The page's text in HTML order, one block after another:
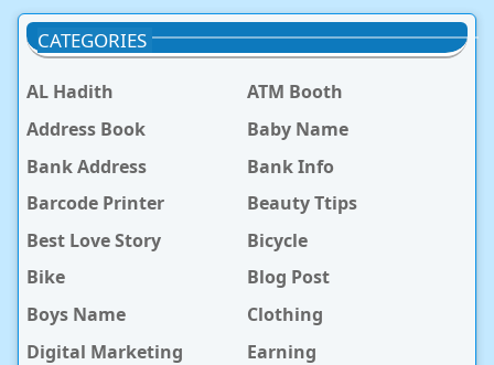
CATEGORIES
AL Hadith
ATM Booth
Address Book
Baby Name
Bank Address
Bank Info
Barcode Printer
Beauty Ttips
Best Love Story
Bicycle
Bike
Blog Post
Boys Name
Clothing
Digital Marketing
Earning